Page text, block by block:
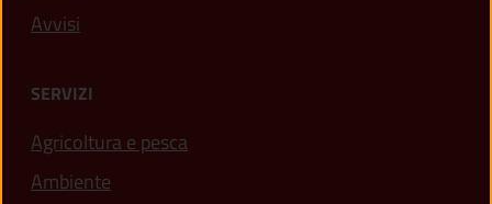
Avvisi
SERVIZI
Agricoltura e pesca
Ambiente